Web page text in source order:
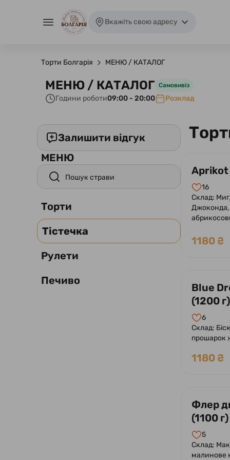
Вкажіть свою адресу
Торти Болгарія МЕНЮ / КАТАЛОГ
МЕНЮ / КАТАЛОГ Самовивіз
Години роботи09:00 - 20:00 Розклад
Залишити відгук
МЕНЮ
Торти
Тістечка
Рулети
Печиво
Aprikot
16
Склад:
1180 ₴
Blue
(1200 г)
6
Склад:
прошарок
1180 ₴
Флер
(1100 г)
5
Склад:
малинове